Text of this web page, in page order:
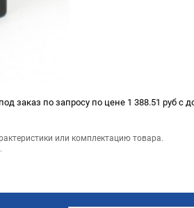
заказ по запросу по цене 1 388.51 руб с
или комплектацию товара.